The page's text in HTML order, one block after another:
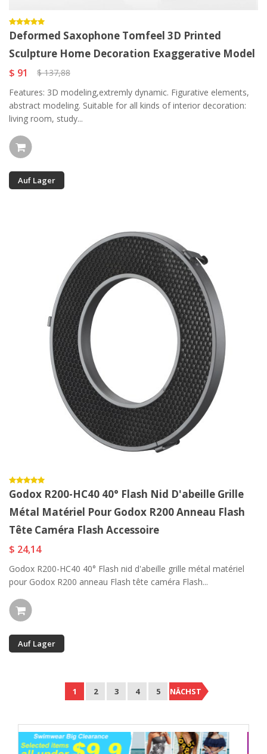
Deformed Saxophone Tomfeel 3D Printed
Sculpture Home Decoration Exaggerative Model
$ 91
$ 137,88
Features: 3D modeling,extremly dynamic. Figurative elements,
abstract modeling. Suitable for all kinds of interior decoration:
living room, study...
Auf Lager
Godox R200-HC40 40° Flash Nid D'abeille Grille
Métal Matériel Pour Godox R200 Anneau Flash
Tête Caméra Flash Accessoire
$ 24,14
Godox R200-HC40 40° Flash nid d'abeille grille métal matériel
pour Godox R200 anneau Flash tête caméra Flash...
Auf Lager
1 2 3 4 5 NÄCHST